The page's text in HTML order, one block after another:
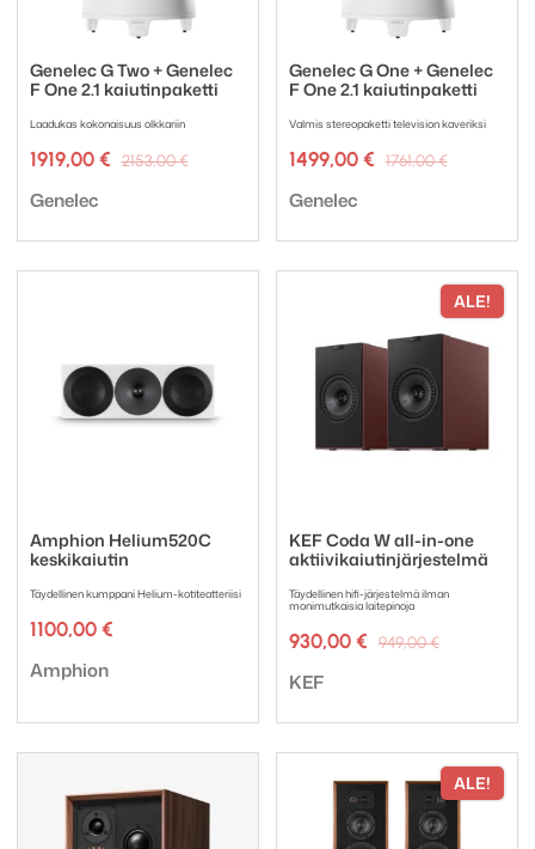
Genelec G Two + Genelec
F One 2.1 kaiutinpaketti
Laadukas kokonaisuus olkkariin
2153,00€Alkuperäinen
1919,00 €
Nykyinen
Tuotemerkki:
Genelec
Genelec G One + Genelec
F One 2.1 kaiutinpaketti
Valmis stereopaketti television kaveriksi
1761,00€
1499,00 €
Nykyinen
Tuotemerkki:
Genelec
Amphion Helium520C
keskikaiutin
Täydellinen kumppani Helium-kotiteatteriisi
1100,00 €
Tuotemerkki:
Amphion
ALE!
KEF Coda W all-in-one
aktiivikaiutinjärjestelmä
Täydellinen hifi-järjestelmä ilman
monimutkaisia laitepinoja
949,00€
930,00 €
Nykyinen
Tuotemerkki:
KEF
ALE!